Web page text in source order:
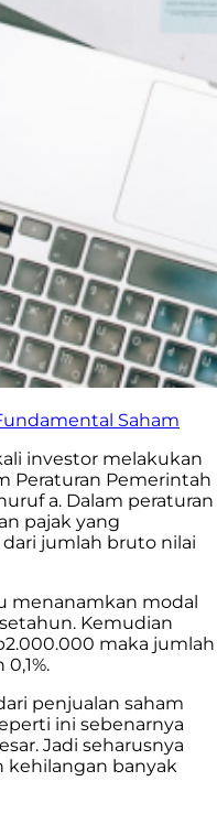
Saham
investor melakukan
Peraturan Pemerintah
a. Dalam peraturan
pajak yang
dari jumlah bruto nilai
menanamkan modal
Kemudian
maka jumlah
penjualan saham
ini sebenarnya
Jadi seharusnya
kehilangan banyak